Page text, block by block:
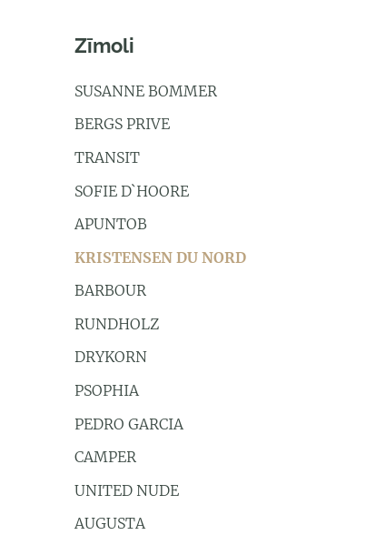
Zīmoli
SUSANNE BOMMER
BERGS PRIVE
TRANSIT
SOFIE D`HOORE
APUNTOB
KRISTENSEN DU NORD
BARBOUR
RUNDHOLZ
DRYKORN
PSOPHIA
PEDRO GARCIA
CAMPER
UNITED NUDE
AUGUSTA